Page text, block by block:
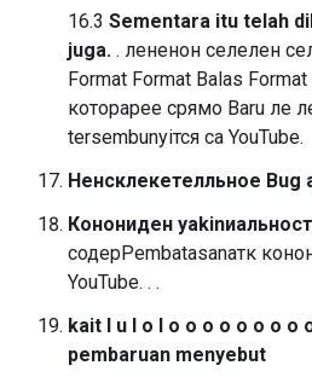
16.3 Sementara itu telah
juga. . лененон селелен
Format Format Balas
которарее срямо Baru ле
tersembunyiтся са YouTube.
Ненсклекетелльное Bug
Конониден
содерPembatasanатк
YouTube. . .
kait l u l o l o o o o o o o o
pembaruan menyebut